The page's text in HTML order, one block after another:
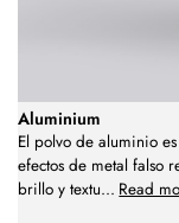
Aluminium
El polvo de aluminio
efectos de metal falso
brillo y textu... Read